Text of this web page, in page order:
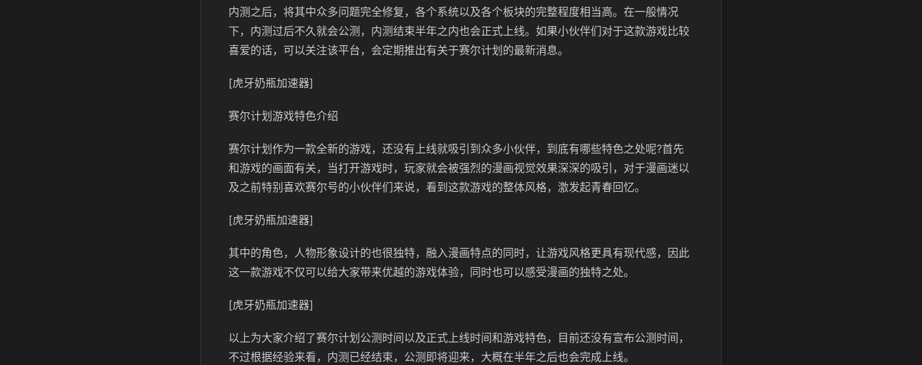
内测之后，将其中众多问题完全修复，各个系统以及各个板块的完整程度相当高。在一般情况
下，内测过后不久就会公测，内测结束半年之内也会正式上线。如果小伙伴们对于这款游戏比较
喜爱的话，可以关注该平台，会定期推出有关于赛尔计划的最新消息。
[虎牙奶瓶加速器]
赛尔计划游戏特色介绍
赛尔计划作为一款全新的游戏，还没有上线就吸引到众多小伙伴，到底有哪些特色之处呢?首先
和游戏的画面有关，当打开游戏时，玩家就会被强烈的漫画视觉效果深深的吸引，对于漫画迷以
及之前特别喜欢赛尔号的小伙伴们来说，看到这款游戏的整体风格，激发起青春回忆。
[虎牙奶瓶加速器]
其中的角色，人物形象设计的也很独特，融入漫画特点的同时，让游戏风格更具有现代感，因此
这一款游戏不仅可以给大家带来优越的游戏体验，同时也可以感受漫画的独特之处。
[虎牙奶瓶加速器]
以上为大家介绍了赛尔计划公测时间以及正式上线时间和游戏特色，目前还没有宣布公测时间，
不过根据经验来看，内测已经结束，公测即将迎来，大概在半年之后也会完成上线。